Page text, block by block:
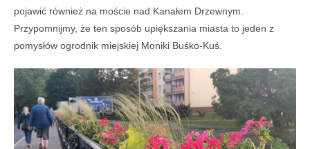
pojawić również na moście nad Kanałem Drzewnym.
Przypomnijmy, że ten sposób upiększania miasta to jeden z
pomysłów ogrodnik miejskiej Moniki Buśko-Kuś.